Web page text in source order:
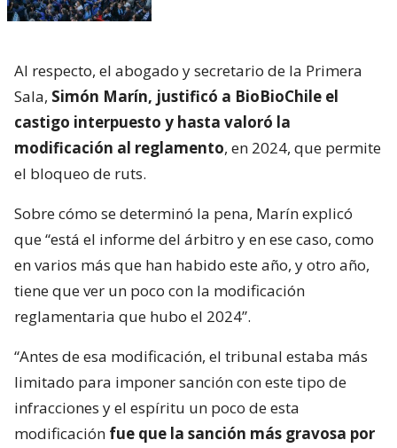
Al respecto, el abogado y secretario de la Primera
Sala, Simón Marín, justificó a BioBioChile el
castigo interpuesto y hasta valoró la
modificación al reglamento, en 2024, que permite
el bloqueo de ruts.
Sobre cómo se determinó la pena, Marín explicó
que “está el informe del árbitro y en ese caso, como
en varios más que han habido este año, y otro año,
tiene que ver un poco con la modificación
reglamentaria que hubo el 2024”.
“Antes de esa modificación, el tribunal estaba más
limitado para imponer sanción con este tipo de
infracciones y el espíritu un poco de esta
modificación fue que la sanción más gravosa por